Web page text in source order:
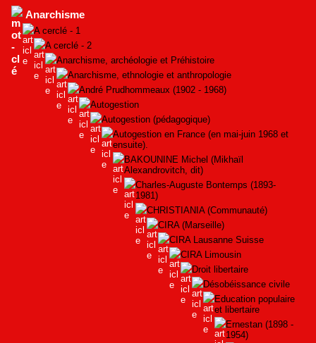
Anarchisme
A cerclé - 1
A cerclé - 2
Anarchisme, archéologie et Préhistoire
Anarchisme, ethnologie et anthropologie
André Prudhommeaux (1902 - 1968)
Autogestion
Autogestion (pédagogique)
Autogestion en France (en mai-juin 1968 et
ensuite).
BAKOUNINE Michel (Mikhaïl
Alexandrovitch, dit)
Charles-Auguste Bontemps (1893-
1981)
CHRISTIANIA (Communauté)
CIRA (Marseille)
CIRA Lausanne Suisse
CIRA Limousin
Droit libertaire
Désobéissance civile
Education populaire
et libertaire
Ernestan (1898 -
1954)